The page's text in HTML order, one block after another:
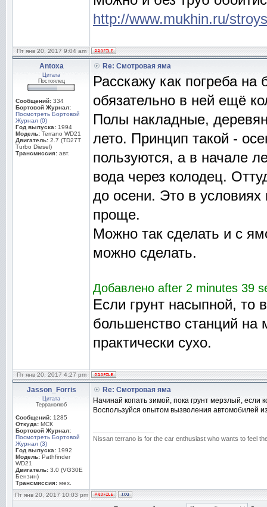
http://www.mukhin.ru/
Пт янв 20, 2017 9:04 am
Antoxa
Цитата
Постоялец
Сообщений: 334
Бортовой Журнал:
Посмотреть Бортовой
Журнал (0)
Год выпуска: 1994
Модель: Terrano WD21
Двигатель: 2.7 (TD27T
Turbo Diesel)
Трансмиссия: авт.
Re: Смотровая яма
Расскажу как погреба
обязательно в ней ещё
Полы накладные,
лето. Принцип такой -
пользуются, а в начале
вода через колодец.
до осени. Это в
проще.
Можно так сделать и с
можно сделать.
Добавлено after 2 minutes 39
Если грунт насыпной, то
большенство станций на
практически сухо.
Пт янв 20, 2017 4:27 pm
Jasson_Forris
Цитата
Терранолюб
Сообщений: 1285
Откуда: МСК
Бортовой Журнал:
Посмотреть Бортовой
Журнал (3)
Год выпуска: 1992
Модель: Pathfinder
WD21
Двигатель: 3.0 (VG30E
Бензин)
Трансмиссия: мех.
Re: Смотровая яма
Начинай копать зимой, пока грунт мерзлый, если
Воспользуйся опытом вызволения автомобилей
Nissan terrano is for the car enthusiast who wants to feel
Пт янв 20, 2017 10:03 pm